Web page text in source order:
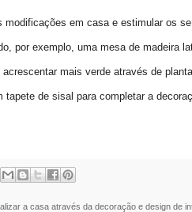
modificações em casa e estimular os
por exemplo, uma mesa de madeira
mais verde através de
de sisal para completar a
a casa através da decoração e design